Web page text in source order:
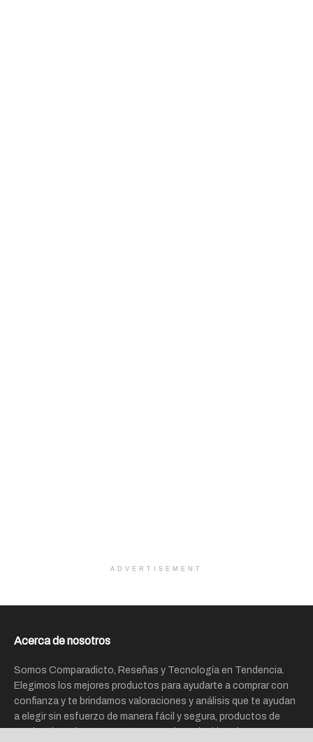
ADVERTISEMENT
Acerca de nosotros
Somos Comparadicto, Reseñas y Tecnología en Tendencia.
Elegimos los mejores productos para ayudarte a comprar con
confianza y te brindamos valoraciones y análisis que te ayudan
a elegir sin esfuerzo de manera fácil y segura, productos de